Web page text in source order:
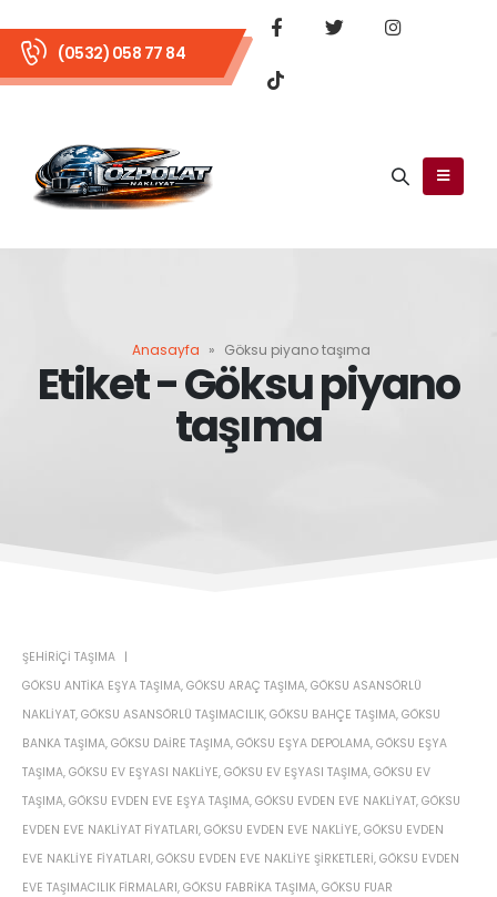
(0532) 058 77 84
Anasayfa » Göksu piyano taşıma
Etiket - Göksu piyano
taşıma
ŞEHIRIÇI TAŞIMA
GÖKSU ANTIKA EŞYA TAŞIMA, GÖKSU ARAÇ TAŞIMA, GÖKSU ASANSÖRLÜ
NAKLIYAT, GÖKSU ASANSÖRLÜ TAŞIMACILIK, GÖKSU BAHÇE TAŞIMA, GÖKSU
BANKA TAŞIMA, GÖKSU DAIRE TAŞIMA, GÖKSU EŞYA DEPOLAMA, GÖKSU EŞYA
TAŞIMA, GÖKSU EV EŞYASI NAKLIYE, GÖKSU EV EŞYASI TAŞIMA, GÖKSU EV
TAŞIMA, GÖKSU EVDEN EVE EŞYA TAŞIMA, GÖKSU EVDEN EVE NAKLIYAT, GÖKSU
EVDEN EVE NAKLIYAT FIYATLARI, GÖKSU EVDEN EVE NAKLIYE, GÖKSU EVDEN
EVE NAKLIYE FIYATLARI, GÖKSU EVDEN EVE NAKLIYE ŞIRKETLERI, GÖKSU EVDEN
EVE TAŞIMACILIK FIRMALARI, GÖKSU FABRIKA TAŞIMA, GÖKSU FUAR